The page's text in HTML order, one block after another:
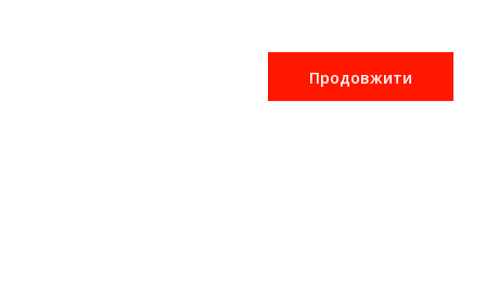
Продовжити